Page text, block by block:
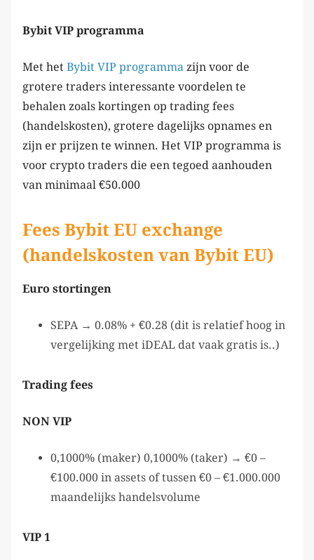
Bybit VIP programma
Met het Bybit VIP programma zijn voor de
grotere traders interessante voordelen te
behalen zoals kortingen op trading fees
(handelskosten), grotere dagelijks opnames en
zijn er prijzen te winnen. Het VIP programma is
voor crypto traders die een tegoed aanhouden
van minimaal €50.000
Fees Bybit EU exchange
(handelskosten van Bybit EU)
Euro stortingen
SEPA → 0.08% + €0.28 (dit is relatief hoog in
vergelijking met iDEAL dat vaak gratis is..)
Trading fees
NON VIP
0,1000% (maker) 0,1000% (taker) → €0 –
€100.000 in assets of tussen €0 – €1.000.000
maandelijks handelsvolume
VIP 1